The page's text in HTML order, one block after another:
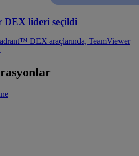
DEX lideri seçildi
DEX araçlarında, TeamViewer